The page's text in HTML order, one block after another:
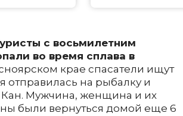
с восьмилетним
во время сплава в
крае спасатели ищут
отправилась на рыбалку и
Кан. Мужчина, женщина и их
были вернуться домой еще 6